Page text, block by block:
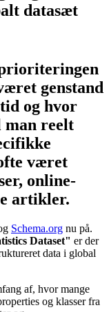
og
datasæt
genstand
og hvor
reelt
været
online-
artikler.
Schema.org nu på.
data i global